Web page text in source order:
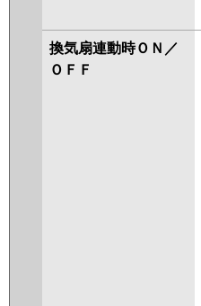
換気扇連動時ＯＮ／
ＯＦＦ